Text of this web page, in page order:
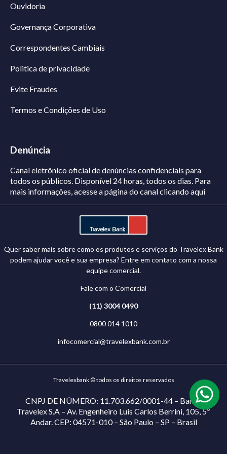
Ouvidoria
Governança Corporativa
Correspondentes Cambiais
Politica de privacidade
Evite Fraudes
Termos e Condições de Uso
Denúncia
Canal eletrônico oficial de denúncias confidenciais para
todos os públicos. Disponível 24 horas, todos os dias. Para
mais informações, acesse a página do canalclicando aqui
Quer saber mais sobre como os produtos e serviços do Travelex Bank
podem ajudar você e sua empresa? Entre em contato com a nossa
equipe comercial.
Fale com o Comercial
(11) 3004 0490
0800 014 1010
infocomercial@travelexbank.com.br
Travelexbank © todos os direitos reservados
CNPJ DE NÚMERO: 11.703.662/0001-44 – Banco
Travelex S.A – Av. Engenheiro Luis Carlos Berrini, 105, 5º
Andar. CEP: 04571-010 – São Paulo – SP – Brasil